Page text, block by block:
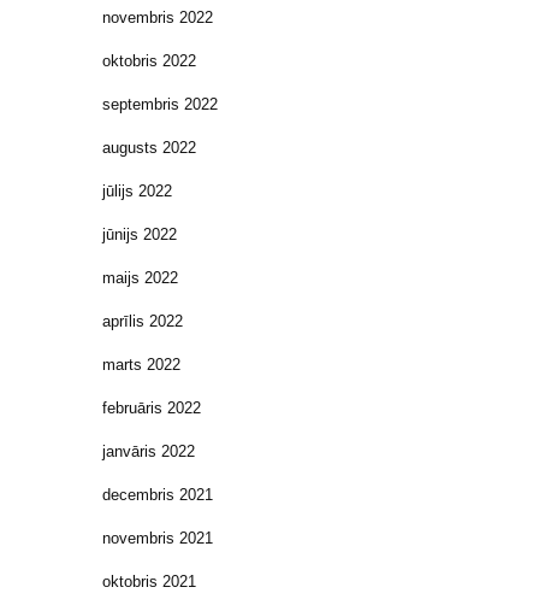
novembris 2022
oktobris 2022
septembris 2022
augusts 2022
jūlijs 2022
jūnijs 2022
maijs 2022
aprīlis 2022
marts 2022
februāris 2022
janvāris 2022
decembris 2021
novembris 2021
oktobris 2021